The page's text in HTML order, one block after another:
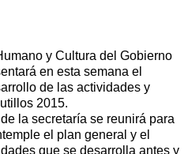
y Cultura del Gobierno
en esta semana el
de las actividades y
2015.
la secretaría se reunirá para
el plan general y el
que se desarrolla antes y